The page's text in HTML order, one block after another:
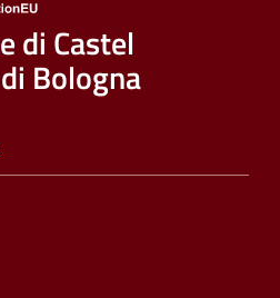
di Castel
Bologna